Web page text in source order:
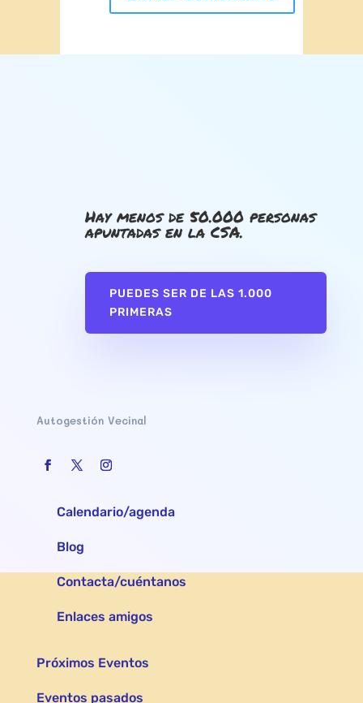
Hay menos de 50.000 personas
apuntadas en la CSA.
PUEDES SER DE LAS 1.000
PRIMERAS
Autogestión Vecinal
Calendario/agenda
Blog
Contacta/cuéntanos
Enlaces amigos
Próximos Eventos
Eventos pasados